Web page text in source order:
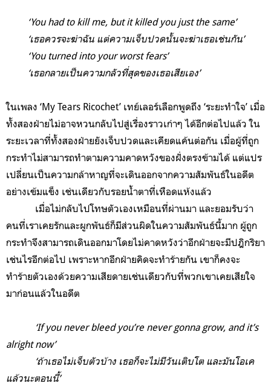
‘You had to kill me, but it killed you just the same’
‘เธอควรจะฆ่าฉัน แต่ความเจ็บปวดนั้นจะฆ่าเธอเช่นกัน’
‘You turned into your worst fears’
‘เธอกลายเป็นความกลัวที่สุดของเธอเสียเอง’
ในเพลง ‘My Tears Ricochet’ เทย์เลอร์เลือกพูดถึง ‘ระยะทำใจ’ เมื่อ
ทั้งสองฝ่ายไม่อาจหวนกลับไปสู่เรื่องราวเก่าๆ ได้อีกต่อไปแล้ว ใน
ระยะเวลาที่ทั้งสองฝ่ายยังเจ็บปวดและเคียดแค้นต่อกัน เมื่อผู้ที่ถูก
กระทำไม่สามารถทำตามความคาดหวังของฝั่งตรงข้ามได้ แต่แปร
เปลี่ยนเป็นความกล้าหาญที่จะเดินออกจากความสัมพันธ์ในอดีต
อย่างเข้มแข็ง เช่นเดียวกับรอยน้ำตาที่เหือดแห้งแล้ว
เมื่อไม่กลับไปโทษตัวเองเหมือนที่ผ่านมา และยอมรับว่า
คนที่เราเคยรักและผูกพันธ์ก็มีส่วนผิดในความสัมพันธ์นี้มาก ผู้ถูก
กระทำจึงสามารถเดินออกมาโดยไม่คาดหวังว่าอีกฝ่ายจะมีปฎิกริยา
เช่นไรอีกต่อไป เพราะหากอีกฝ่ายคิดจะทำร้ายกัน เขาก็คงจะ
ทำร้ายตัวเองด้วยความเสียดายเช่นเดียวกับที่พวกเขาเคยเสียใจ
มาก่อนแล้วในอดีต
‘If you never bleed you’re never gonna grow, and it’s
alright now’
‘ถ้าเธอไม่เจ็บตัวบ้าง เธอก็จะไม่มีวันเติบโต และมันโอเค
แล้วนะตอนนี้’